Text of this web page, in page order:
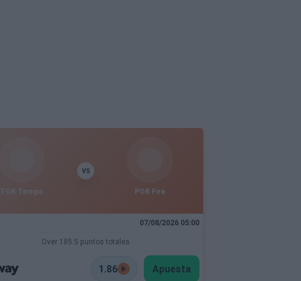
TOR Tempo
VS
POR Fire
07/08/2026 05:00
Over 185.5 puntos totales
1.86 Apuesta